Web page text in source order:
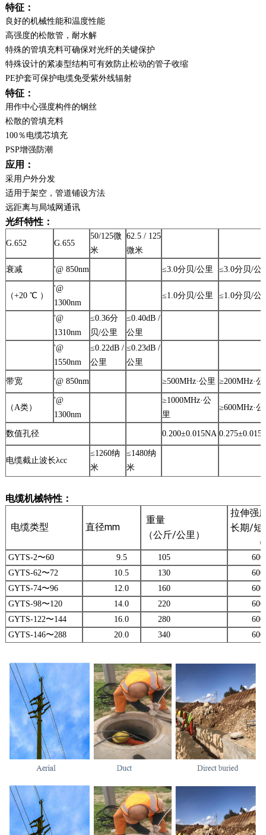
特征：
良好的机械性能和温度性能
高强度的松散管，耐水解
特殊的管填充料可确保对光纤的关键保护
特殊设计的紧凑型结构可有效防止松动的管子收缩
PE护套可保护电缆免受紫外线辐射
特征：
用作中心强度构件的钢丝
松散的管填充料
100％电缆芯填充
PSP增强防潮
应用：
采用户外分发
适用于架空，管道铺设方法
远距离与局域网通讯
光纤特性：
G.652 G.655
50/125微
米
62.5 / 125
微米
衰减 '@ 850nm ≤3.0分贝/公里 ≤3.0分贝/公
（+20 ℃ ）
'@
1300nm
≤1.0分贝/公里 ≤1.0分贝/公
'@
1310nm
≤0.36分
贝/公里
≤0.40dB /
公里
'@
1550nm
≤0.22dB /
公里
≤0.23dB /
公里
带宽 '@ 850nm ≥500MHz·公里 ≥200MHz·
（A类）
'@
1300nm
≥1000MHz·公
里
≥600MHz·
数值孔径 0.200±0.015NA
电缆截止波长λcc
≤1260纳
米
≤1480纳
米
电缆机械特性：
电缆类型 直径mm
重量
（公斤/公里）
拉伸强
长期/短
（
GYTS-2〜60 9.5 105
600/
GYTS-62〜72
10.5 130
600/
GYTS-74〜96
12.0 160
600/
GYTS-98〜120
14.0 220
600/
GYTS-122〜144
16.0 280
600/
GYTS-146〜288
20.0 340 600/